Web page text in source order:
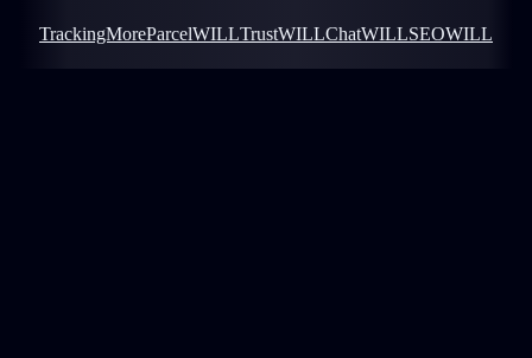
TrackingMoreParcelWILLTrustWILLChatWILLSEOWILL